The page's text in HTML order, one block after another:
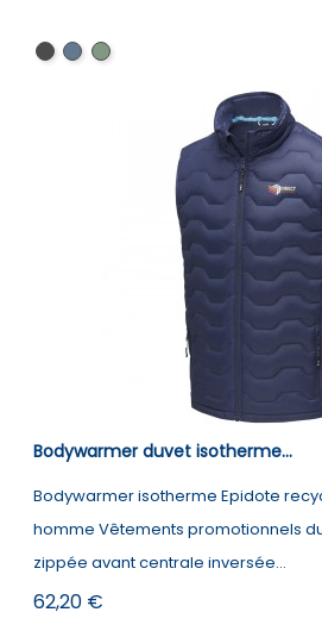
NoirMarine
Vert
Bodywarmer duvet isotherme...
Bodywarmer isotherme Epidote
homme Vêtements promotionnels
zippée avant centrale inversée...
Prix
62,20 €